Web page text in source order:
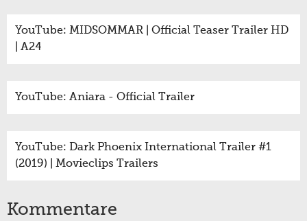
YouTube: MIDSOMMAR | Official Teaser Trailer HD
| A24
YouTube: Aniara - Official Trailer
YouTube: Dark Phoenix International Trailer #1
(2019) | Movieclips Trailers
Kommentare